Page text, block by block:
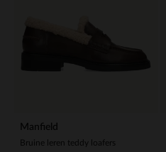
Manfield
Bruine leren teddy loafers